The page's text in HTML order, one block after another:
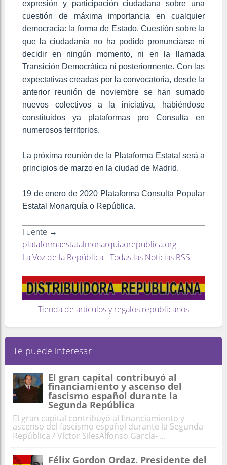
expresión y participación ciudadana sobre una
cuestión de máxima importancia en cualquier
democracia: la forma de Estado. Cuestión sobre la
que la ciudadanía no ha podido pronunciarse ni
decidir en ningún momento, ni en la llamada
Transición Democrática ni posteriormente. Con las
expectativas creadas por la convocatoria, desde la
anterior reunión de noviembre se han sumado
nuevos colectivos a la iniciativa, habiéndose
constituidos ya plataformas pro Consulta en
numerosos territorios.
La próxima reunión de la Plataforma Estatal será a
principios de marzo en la ciudad de Madrid.
19 de enero de 2020 Plataforma Consulta Popular
Estatal Monarquía o República.
Fuente →
plataformaestatalmonarquiaorepublica.org
La Voz de la República - Todas las Noticias RSS
Tienda de artículos y regalos republicanos
Te puede interesar
El gran capital contribuyó al
financiamiento y ascenso del
fascismo español durante la
Segunda República
El gran capital contribuyó al financiamiento y
ascenso del fascismo español durante la Segunda
República / Víctor SilesAlfonso García- ...
Félix Gordon Ordaz. Presidente del